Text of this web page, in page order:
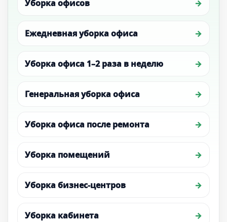
Уборка офисов
Ежедневная уборка офиса
Уборка офиса 1–2 раза в неделю
Генеральная уборка офиса
Уборка офиса после ремонта
Уборка помещений
Уборка бизнес-центров
Уборка кабинета